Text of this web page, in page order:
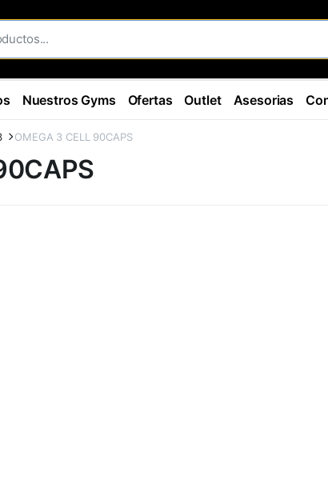
Nuestros Gyms Ofertas Outlet Asesorias
OMEGA 3 CELL 90CAPS